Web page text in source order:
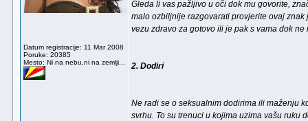
Datum registracije: 11 Mar 2008
Poruke: 20385
Mesto: Ni na nebu,ni na zemlji...
Gleda li vas pažljivo u oči dok mu govorite,
malo ozbiljnije razgovarati provjerite ovaj
vezu zdravo za gotovo ili je pak s vama dok
2. Dodiri
Ne radi se o seksualnim dodirima ili maženju
svrhu. To su trenuci u kojima uzima vašu ruku